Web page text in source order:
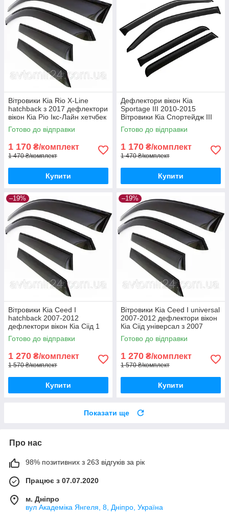
Вітровики Kia Rio X-Line
hatchback з 2017 дефлектори
вікон Кіа Ріо Ікс-Лайн хетчбек
з 2017 (комплект 4шт)
Готово до відправки
1 170 ₴/комплект
1 470 ₴/комплект
Купити
Дефлектори вікон Kia
Sportage III 2010-2015
Вітровики Кіа Спортейдж III
2010-2015 дефлектори 4шт
Готово до відправки
1 170 ₴/комплект
1 470 ₴/комплект
Купити
–19%
Вітровики Kia Ceed I
hatchback 2007-2012
дефлектори вікон Кіа Сіід 1
хетчбек з 2007 (комплект
4шт)
Готово до відправки
1 270 ₴/комплект
1 570 ₴/комплект
Купити
–19%
Вітровики Kia Ceed I universal
2007-2012 дефлектори вікон
Кіа Сіід універсал з 2007
(комплект 4шт)
Готово до відправки
1 270 ₴/комплект
1 570 ₴/комплект
Купити
Показати ще
Про нас
98% позитивних з 263 відгуків за рік
Працює з 07.07.2020
м. Дніпро
вул Академіка Янгеля, 8, Дніпро, Україна